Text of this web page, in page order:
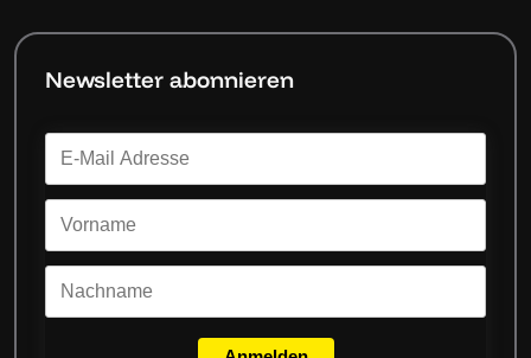
Newsletter abonnieren